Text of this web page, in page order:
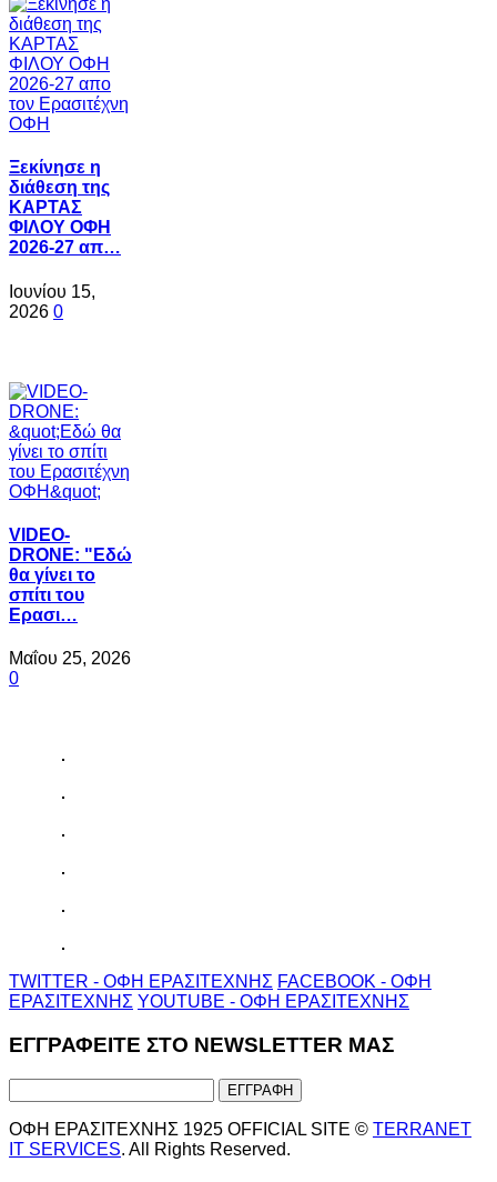
Ξεκίνησε η
διάθεση της
ΚΑΡΤΑΣ
ΦΙΛΟΥ ΟΦΗ
2026-27 απ…
Ιουνίου 15,
2026 0
VIDEO-
DRONE: "Εδώ
θα γίνει το
σπίτι του
Ερασι…
Μαΐου 25, 2026
0
TWITTER - ΟΦΗ ΕΡΑΣΙΤΕΧΝΗΣ FACEBOOK - ΟΦΗ
ΕΡΑΣΙΤΕΧΝΗΣ YOUTUBE - ΟΦΗ ΕΡΑΣΙΤΕΧΝΗΣ
ΕΓΓΡΑΦΕΙΤΕ ΣΤΟ NEWSLETTER ΜΑΣ
ΟΦΗ ΕΡΑΣΙΤΕΧΝΗΣ 1925 OFFICIAL SITE © TERRANET
IT SERVICES. All Rights Reserved.